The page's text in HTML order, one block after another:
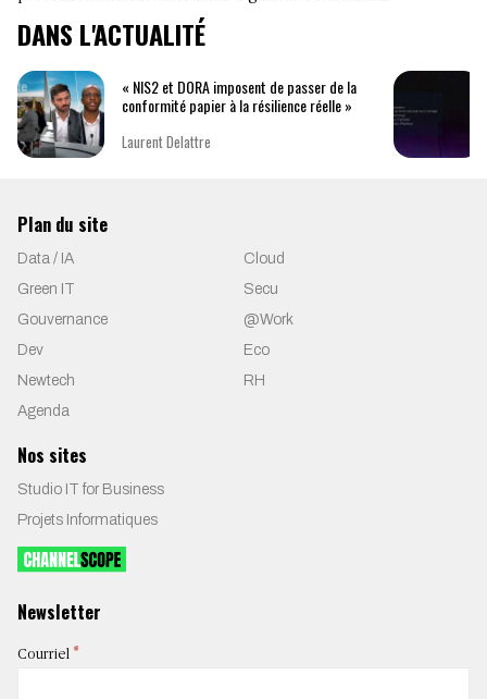
DANS L'ACTUALITÉ
« NIS2 et DORA imposent de passer de la
conformité papier à la résilience réelle »
Laurent Delattre
Plan du site
Data / IA
Cloud
Green IT
Secu
Gouvernance
@Work
Dev
Eco
Newtech
RH
Agenda
Nos sites
Studio IT for Business
Projets Informatiques
Newsletter
Courriel *